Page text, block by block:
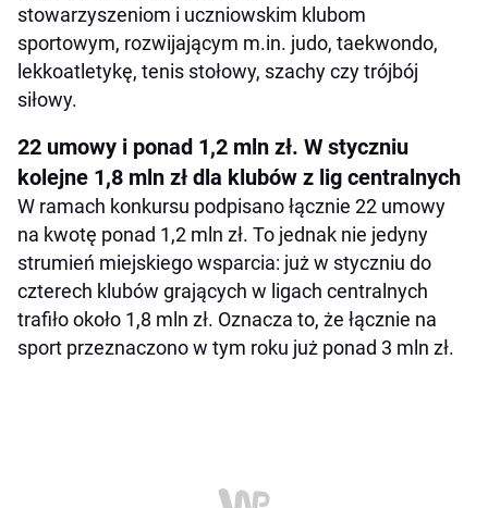
stowarzyszeniom i uczniowskim klubom
sportowym, rozwijającym m.in. judo, taekwondo,
lekkoatletykę, tenis stołowy, szachy czy trójbój
siłowy.
22 umowy i ponad 1,2 mln zł. W styczniu
kolejne 1,8 mln zł dla klubów z lig centralnych
W ramach konkursu podpisano łącznie 22 umowy
na kwotę ponad 1,2 mln zł. To jednak nie jedyny
strumień miejskiego wsparcia: już w styczniu do
czterech klubów grających w ligach centralnych
trafiło około 1,8 mln zł. Oznacza to, że łącznie na
sport przeznaczono w tym roku już ponad 3 mln zł.